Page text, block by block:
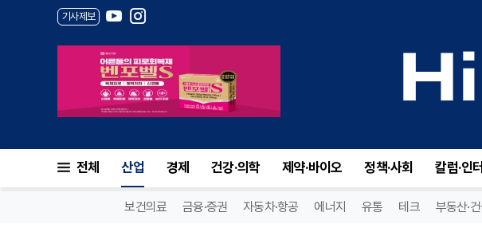
기사제보
전체 산업 경제 건강·의학 제약·바이오 정책·사회 칼럼·인
보건의료 금융·증권 자동차·항공 에너지 유통 테크 부동산·